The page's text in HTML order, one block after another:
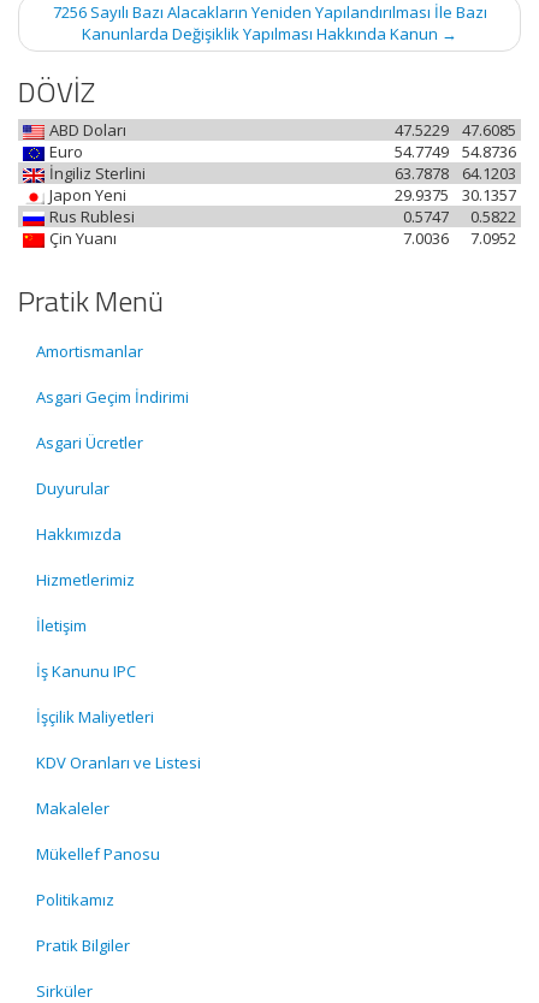
7256 Sayılı Bazı Alacakların Yeniden Yapılandırılması İle Bazı
Kanunlarda Değişiklik Yapılması Hakkında Kanun →
DÖVİZ
ABD Doları 47.6085
47.5229
Euro
54.8736
54.7749
İngiliz Sterlini
64.1203
63.7878
Japon Yeni
30.1357
29.9375
Rus Rublesi
0.5822
0.5747
Çin Yuanı
7.0952
7.0036
Pratik Menü
Amortismanlar
Asgari Geçim İndirimi
Asgari Ücretler
Duyurular
Hakkımızda
Hizmetlerimiz
İletişim
İş Kanunu IPC
İşçilik Maliyetleri
KDV Oranları ve Listesi
Makaleler
Mükellef Panosu
Politikamız
Pratik Bilgiler
Sirküler